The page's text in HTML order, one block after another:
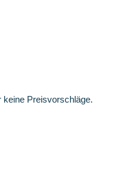
keine Preisvorschläge.